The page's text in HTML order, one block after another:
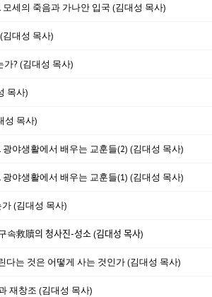
세의 죽음과 가나안 입국 (김대성 목사)
대성 목사)
? (김대성 목사)
목사)
성 목사)
야생활에서 배우는 교훈들(2) (김대성 목사)
야생활에서 배우는 교훈들(1) (김대성 목사)
(김대성 목사)
贖의 청사진-성소 (김대성 목사)
다는 것은 어떻게 사는 것인가 (김대성 목사)
재창조 (김대성 목사)